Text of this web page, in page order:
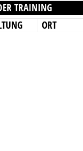
TRAINING
ORT